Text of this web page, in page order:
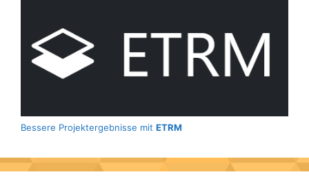
Bessere Projektergebnisse mit ETRM